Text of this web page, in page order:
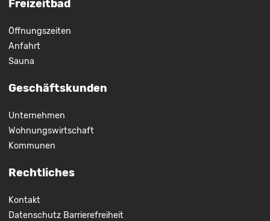
Freizeitbad
Öffnungszeiten
Anfahrt
Sauna
Geschäftskunden
Unternehmen
Wohnungswirtschaft
Kommunen
Rechtliches
Kontakt
Datenschutz Barrierefreiheit